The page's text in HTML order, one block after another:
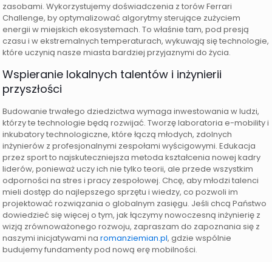
zasobami. Wykorzystujemy doświadczenia z torów Ferrari
Challenge, by optymalizować algorytmy sterujące zużyciem
energii w miejskich ekosystemach. To właśnie tam, pod presją
czasu i w ekstremalnych temperaturach, wykuwają się technologie,
które uczynią nasze miasta bardziej przyjaznymi do życia.
Wspieranie lokalnych talentów i inżynierii
przyszłości
Budowanie trwałego dziedzictwa wymaga inwestowania w ludzi,
którzy te technologie będą rozwijać. Tworzę laboratoria e-mobility i
inkubatory technologiczne, które łączą młodych, zdolnych
inżynierów z profesjonalnymi zespołami wyścigowymi. Edukacja
przez sport to najskuteczniejsza metoda kształcenia nowej kadry
liderów, ponieważ uczy ich nie tylko teorii, ale przede wszystkim
odporności na stres i pracy zespołowej. Chcę, aby młodzi talenci
mieli dostęp do najlepszego sprzętu i wiedzy, co pozwoli im
projektować rozwiązania o globalnym zasięgu. Jeśli chcą Państwo
dowiedzieć się więcej o tym, jak łączymy nowoczesną inżynierię z
wizją zrównoważonego rozwoju, zapraszam do zapoznania się z
naszymi inicjatywami naromanziemian.pl, gdzie wspólnie
budujemy fundamenty pod nową erę mobilności.